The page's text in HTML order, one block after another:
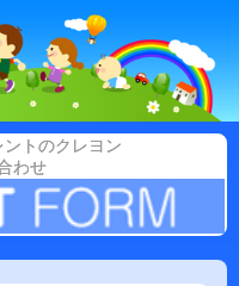
トのクレヨン
わせ